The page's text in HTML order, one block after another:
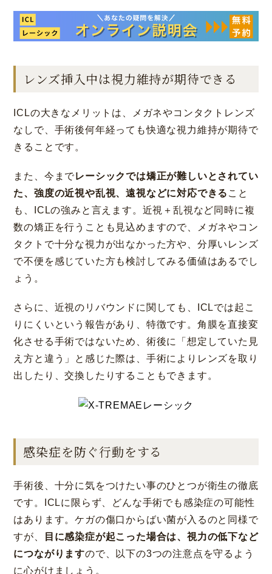
レンズ挿入中は視力維持が期待できる
ICLの大きなメリットは、メガネやコンタクトレンズ
なしで、手術後何年経っても快適な視力維持が期待で
きることです。
また、今までレーシックでは矯正が難しいとされてい
た、強度の近視や乱視、遠視などに対応できる こと
も、ICLの強みと言えます。近視＋乱視など同時に複
数の矯正を行うことも見込めますので、メガネやコン
タクトで十分な視力が出なかった方や、分厚いレンズ
で不便を感じていた方も検討してみる価値はあるでし
ょう。
さらに、近視のリバウンドに関しても、ICLでは起こ
りにくいという報告があり、特徴です。角膜を直接変
化させる手術ではないため、術後に「想定していた見
え方と違う」と感じた際は、手術によりレンズを取り
出したり、交換したりすることもできます。
感染症を防ぐ行動をする
手術後、十分に気をつけたい事のひとつが衛生の徹底
です。ICLに限らず、どんな手術でも感染症の可能性
はあります。ケガの傷口からばい菌が入るのと同様で
すが、
目に感染症が起こった場合は、視力の低下など
につながりますので、以下の3つの注意点を守るよう
に心がけましょう。